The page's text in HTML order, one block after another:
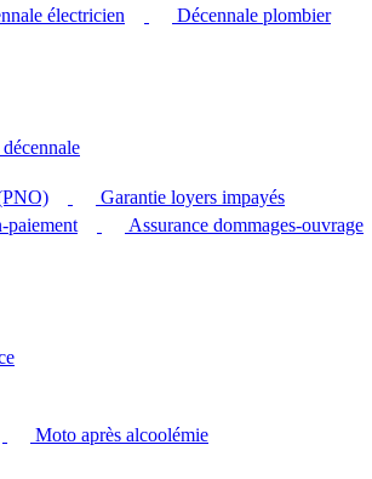
électricien Décennale plombier
Garantie loyers impayés
paiement Assurance dommages-ouvrage
Moto après alcoolémie